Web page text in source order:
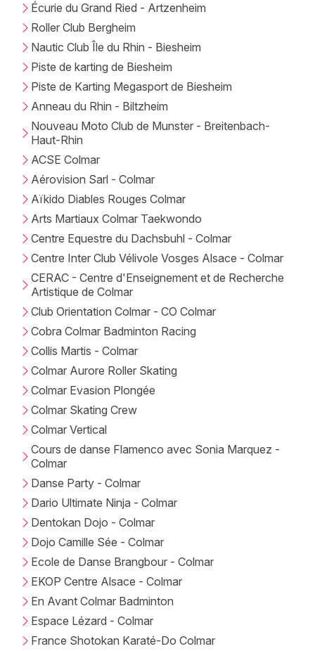
Jeux concours
Newsletter des sorties
Artistes en tournée
Actus à Colmar
Magazine à Colmar
Actus tourisme & loisirs
68 - Haut-Rhin
Choisir mes départements
Mon email
Je m'abonne
Écurie du Grand Ried - Artzenheim
Roller Club Bergheim
Nautic Club Île du Rhin - Biesheim
Piste de karting de Biesheim
Piste de Karting Megasport de Biesheim
Anneau du Rhin - Biltzheim
Nouveau Moto Club de Munster - Breitenbach-
Haut-Rhin
ACSE Colmar
Aérovision Sarl - Colmar
Aïkido Diables Rouges Colmar
Arts Martiaux Colmar Taekwondo
Centre Equestre du Dachsbuhl - Colmar
Centre Inter Club Vélivole Vosges Alsace - Colmar
CERAC - Centre d'Enseignement et de Recherche
Artistique de Colmar
Club Orientation Colmar - CO Colmar
Cobra Colmar Badminton Racing
Collis Martis - Colmar
Colmar Aurore Roller Skating
Colmar Evasion Plongée
Colmar Skating Crew
Colmar Vertical
Cours de danse Flamenco avec Sonia Marquez -
Colmar
Danse Party - Colmar
Dario Ultimate Ninja - Colmar
Dentokan Dojo - Colmar
Dojo Camille Sée - Colmar
Ecole de Danse Brangbour - Colmar
EKOP Centre Alsace - Colmar
En Avant Colmar Badminton
Espace Lézard - Colmar
France Shotokan Karaté-Do Colmar